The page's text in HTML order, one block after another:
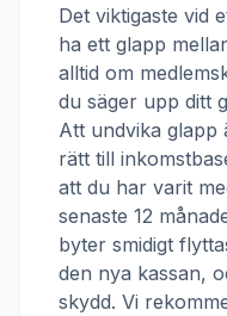
Det viktigaste vid
ha ett glapp
alltid om
du säger upp ditt
Att undvika glapp
rätt till
att du har varit
senaste 12
byter smidigt
den nya kassan,
skydd. Vi